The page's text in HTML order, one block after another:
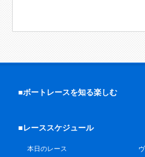
■ボートレースを知る楽しむ
■レーススケジュール
本日のレース